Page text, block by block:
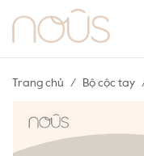
Trang chủ Bộ cộc tay